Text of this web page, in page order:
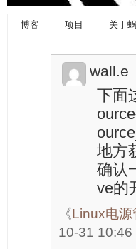
博客 项目 关于
wall.e
下面
地方
确认
ve的
《Linux电
10-31 10:46